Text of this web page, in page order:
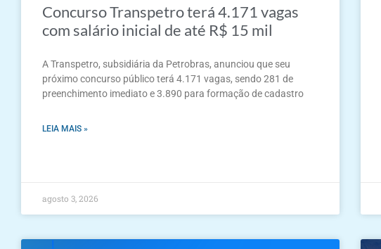
Concurso Transpetro terá 4.171 vagas
com salário inicial de até R$ 15 mil
A Transpetro, subsidiária da Petrobras, anunciou que seu
próximo concurso público terá 4.171 vagas, sendo 281 de
preenchimento imediato e 3.890 para formação de cadastro
LEIA MAIS »
agosto 3, 2026